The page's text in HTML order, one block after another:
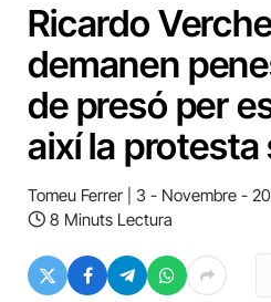
Ricardo
demanen
de presó per
així la protesta
Tomeu Ferrer
3 - Novembre -
8 Minuts Lectura